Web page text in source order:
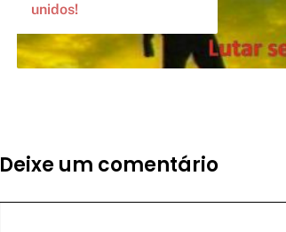
unidos!
Deixe um comentário